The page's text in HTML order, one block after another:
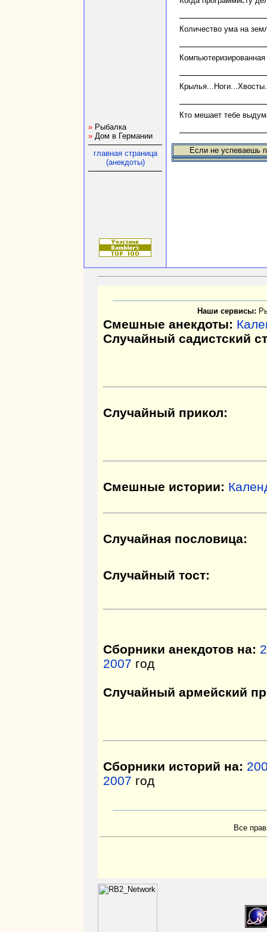
» Рыбалка
» Дом в Германии
главная страница
(анекдоты)
Количество ума на
Кто мешает тебе
Если не успеваешь
Наши сервисы:
Смешные анекдоты:
Случайный садистский
Случайный прикол:
Смешные истории:
Случайная пословица:
Случайный тост:
Сборники анекдотов на:
2007 год
Случайный армейский
Сборники историй на:
2007 год
Все